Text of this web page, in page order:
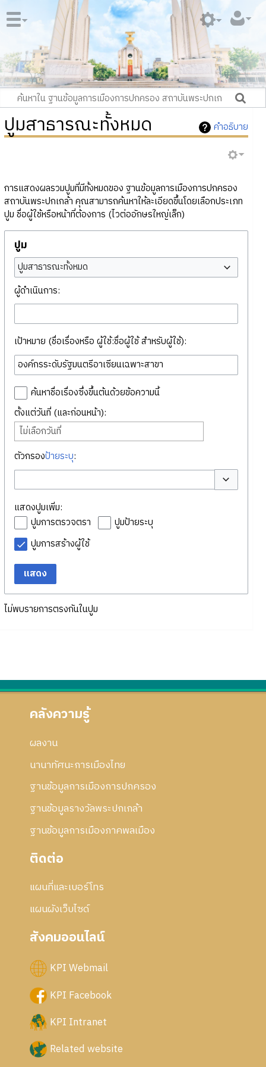
คำอธิบาย
ปูมสาธารณะทั้งหมด
การแสดงผลรวมปูมที่มีทั้งหมดของ ฐานข้อมูลการเมืองการปกครอง
สถาบันพระปกเกล้า คุณสามารถค้นหาให้ละเอียดขึ้นโดยเลือกประเภท
ปูม ชื่อผู้ใช้หรือหน้าที่ต้องการ (ไวต่ออักษรใหญ่เล็ก)
ปูม
ปูมสาธารณะทั้งหมด
ผู้ดำเนินการ:
เป้าหมาย (ชื่อเรื่องหรือ ผู้ใช้:ชื่อผู้ใช้ สำหรับผู้ใช้):
ค้นหาชื่อเรื่องซึ่งขึ้นต้นด้วยข้อความนี้
ตั้งแต่วันที่ (และก่อนหน้า):
ไม่เลือกวันที่
ตัวกรองป้ายระบุ:
สลับตัวเลือก
แสดงปูมเพิ่ม:
ปูมการตรวจตรา
ปูมป้ายระบุ
ปูมการสร้างผู้ใช้
แสดง
ไม่พบรายการตรงกันในปูม
คลังความรู้
ผลงาน
นานาทัศนะการเมืองไทย
ฐานข้อมูลการเมืองการปกครอง
ฐานข้อมูลรางวัลพระปกเกล้า
ฐานข้อมูลการเมืองภาคพลเมือง
ติดต่อ
แผนที่และเบอร์โทร
แผนผังเว็บไซด์
สังคมออนไลน์
KPI Webmail
KPI Facebook
KPI Intranet
Related website